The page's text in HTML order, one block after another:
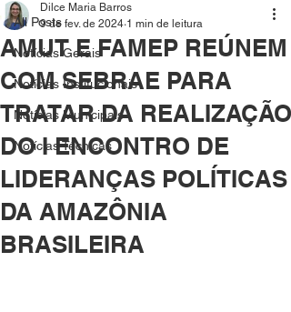
All Posts
Notícias Gerais
Notícias Institucionais
Notícias Municipais
Notícias Técnicas
AMUT E FAMEP REÚNEM
COM SEBRAE PARA
TRATAR DA REALIZAÇÃO
DO I ENCONTRO DE
LIDERANÇAS POLÍTICAS
DA AMAZÔNIA
BRASILEIRA
Dilce Maria Barros
9 de fev. de 2024 1 min de leitura